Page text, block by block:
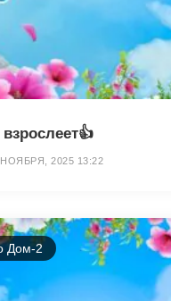
2025 13:22
Дом-2